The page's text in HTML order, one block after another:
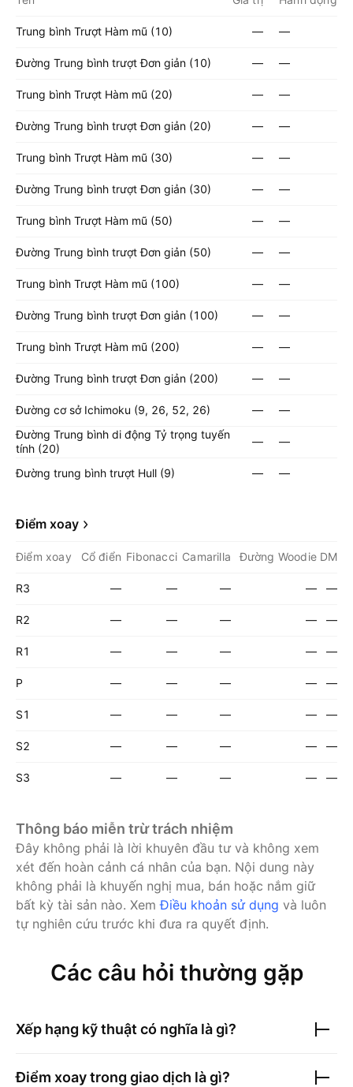
Trung bình Trượt Hàm mũ (10) — —
Đường Trung bình trượt Đơn giản (10) — —
Trung bình Trượt Hàm mũ (20) — —
Đường Trung bình trượt Đơn giản (20) — —
Trung bình Trượt Hàm mũ (30) — —
Đường Trung bình trượt Đơn giản (30) — —
Trung bình Trượt Hàm mũ (50) — —
Đường Trung bình trượt Đơn giản (50) — —
Trung bình Trượt Hàm mũ (100) — —
Đường Trung bình trượt Đơn giản (100) — —
Trung bình Trượt Hàm mũ (200) — —
Đường Trung bình trượt Đơn giản (200) — —
Đường cơ sở Ichimoku (9, 26, 52, 26) —
—
Đường Trung bình di động Tỷ trọng tuyến
tính (20)
— —
Đường trung bình trượt Hull (9) — —
Điểm xoay
Điểm xoay Cổ điển Fibonacci Camarilla Đường Woodie DM
R3 — — — — —
R2 — — — — —
R1 — — — — —
P — — — — —
S1 — — — — —
S2 — — — — —
S3 — — — — —
Thông báo miễn trừ trách nhiệm
Đây không phải là lời khuyên đầu tư và không xem
xét đến hoàn cảnh cá nhân của bạn. Nội dung này
không phải là khuyến nghị mua, bán hoặc nắm giữ
bất kỳ tài sản nào. XemĐiều khoản sử dụng và luôn
tự nghiên cứu trước khi đưa ra quyết định.
Các câu hỏi thường gặp
Xếp hạng kỹ thuật có nghĩa là gì?
Điểm xoay trong giao dịch là gì?